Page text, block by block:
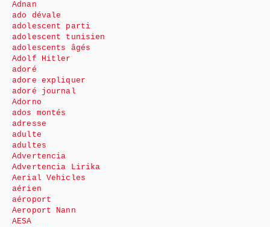
Adnan
ado dévale
adolescent parti
adolescent tunisien
adolescents âgés
Adolf Hitler
adoré
adore expliquer
adoré journal
Adorno
ados montés
adresse
adulte
adultes
Advertencia
Advertencia Lirika
Aerial Vehicles
aérien
aéroport
Aeroport Nann
AESA